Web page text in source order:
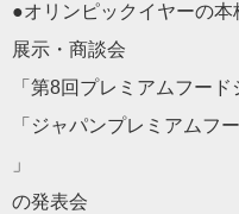
●オリンピックイヤーの本
展示・商談会
「第8回プレミアムフー
「ジャパンプレミアムフ
」
の発表会